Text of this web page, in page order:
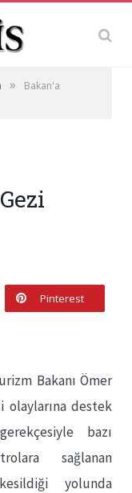
»
Bakan'a
Pinterest
Bakanı Ömer
olaylarına destek
bazı
sağlanan
yolunda